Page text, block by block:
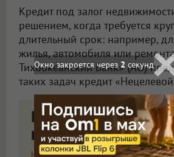
Кредит под залог
решением, когда требуется
длительный срок: например,
жилья, автомобиля или
Тихоокеанский Банк» (АО)
таких задач кредит